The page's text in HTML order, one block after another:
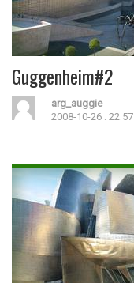
Guggenheim#2
arg_auggie
2008-10-26 : 22:57